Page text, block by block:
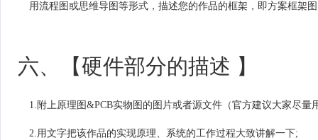
用流程图或思维导图等形式，描述您的作品的框架，即方案框架
六、【硬件部分的描述 】
1.附上原理图&PCB实物图的图片或者源文件（官方建议大家尽量
2.用文字把该作品的实现原理、系统的工作过程大致讲解一下;